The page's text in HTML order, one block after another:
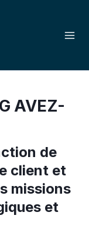
​AVEZ-
de
client et
missions
et